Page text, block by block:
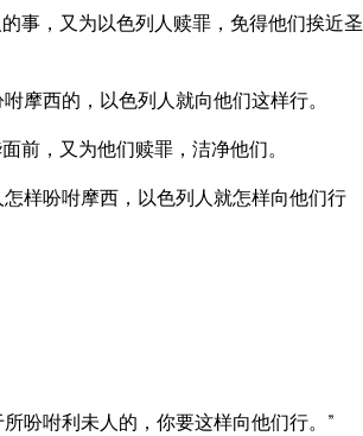
事，又为以色列人赎罪，免得他们挨近圣
摩西的，以色列人就向他们这样行。
前，又为他们赎罪，洁净他们。
样吩咐摩西，以色列人就怎样向他们行
吩咐利未人的，你要这样向他们行。”